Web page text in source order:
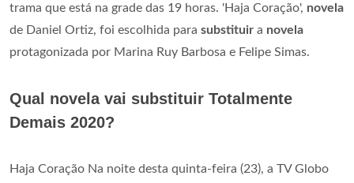
trama que está na grade das 19 horas. 'Haja Coração', novela
de Daniel Ortiz, foi escolhida para substituir a novela
protagonizada por Marina Ruy Barbosa e Felipe Simas.
Qual novela vai substituir Totalmente
Demais 2020?
Haja Coração Na noite desta quinta-feira (23), a TV Globo